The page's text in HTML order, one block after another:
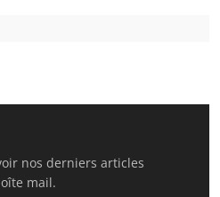
nos derniers articles
mail.